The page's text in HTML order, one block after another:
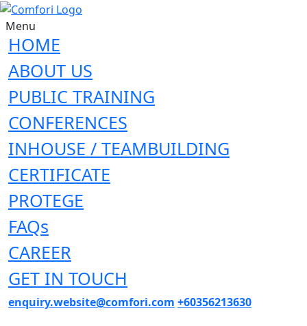
Menu
HOME
ABOUT US
PUBLIC TRAINING
CONFERENCES
INHOUSE / TEAMBUILDING
CERTIFICATE
PROTEGE
FAQs
CAREER
GET IN TOUCH
enquiry.website@comfori.com +60356213630